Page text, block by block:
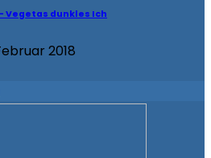
Vegetas dunkles Ich
2018